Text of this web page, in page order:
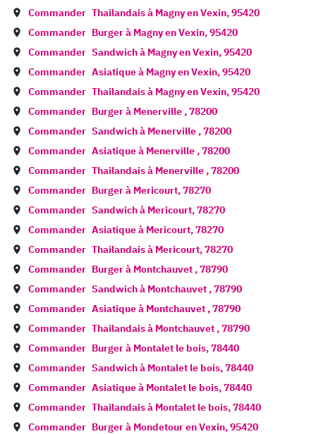
Commander Thailandais à Magny en Vexin,95420
Commander Burger à Magny en Vexin,95420
Commander Sandwich à Magny en Vexin,95420
Commander Asiatique à Magny en Vexin,95420
Commander Thailandais à Magny en Vexin,95420
Commander Burger à Menerville ,78200
Commander Sandwich à Menerville ,78200
Commander Asiatique à Menerville ,78200
Commander Thailandais à Menerville ,78200
Commander Burger à Mericourt,78270
Commander Sandwich à Mericourt,78270
Commander Asiatique à Mericourt,78270
Commander Thailandais à Mericourt,78270
Commander Burger à Montchauvet ,78790
Commander Sandwich à Montchauvet ,78790
Commander Asiatique à Montchauvet ,78790
Commander Thailandais à Montchauvet ,78790
Commander Burger à Montalet le bois,78440
Commander Sandwich à Montalet le bois,78440
Commander Asiatique à Montalet le bois,78440
Commander Thailandais à Montalet le bois,78440
Commander Burger à Mondetour en Vexin,95420